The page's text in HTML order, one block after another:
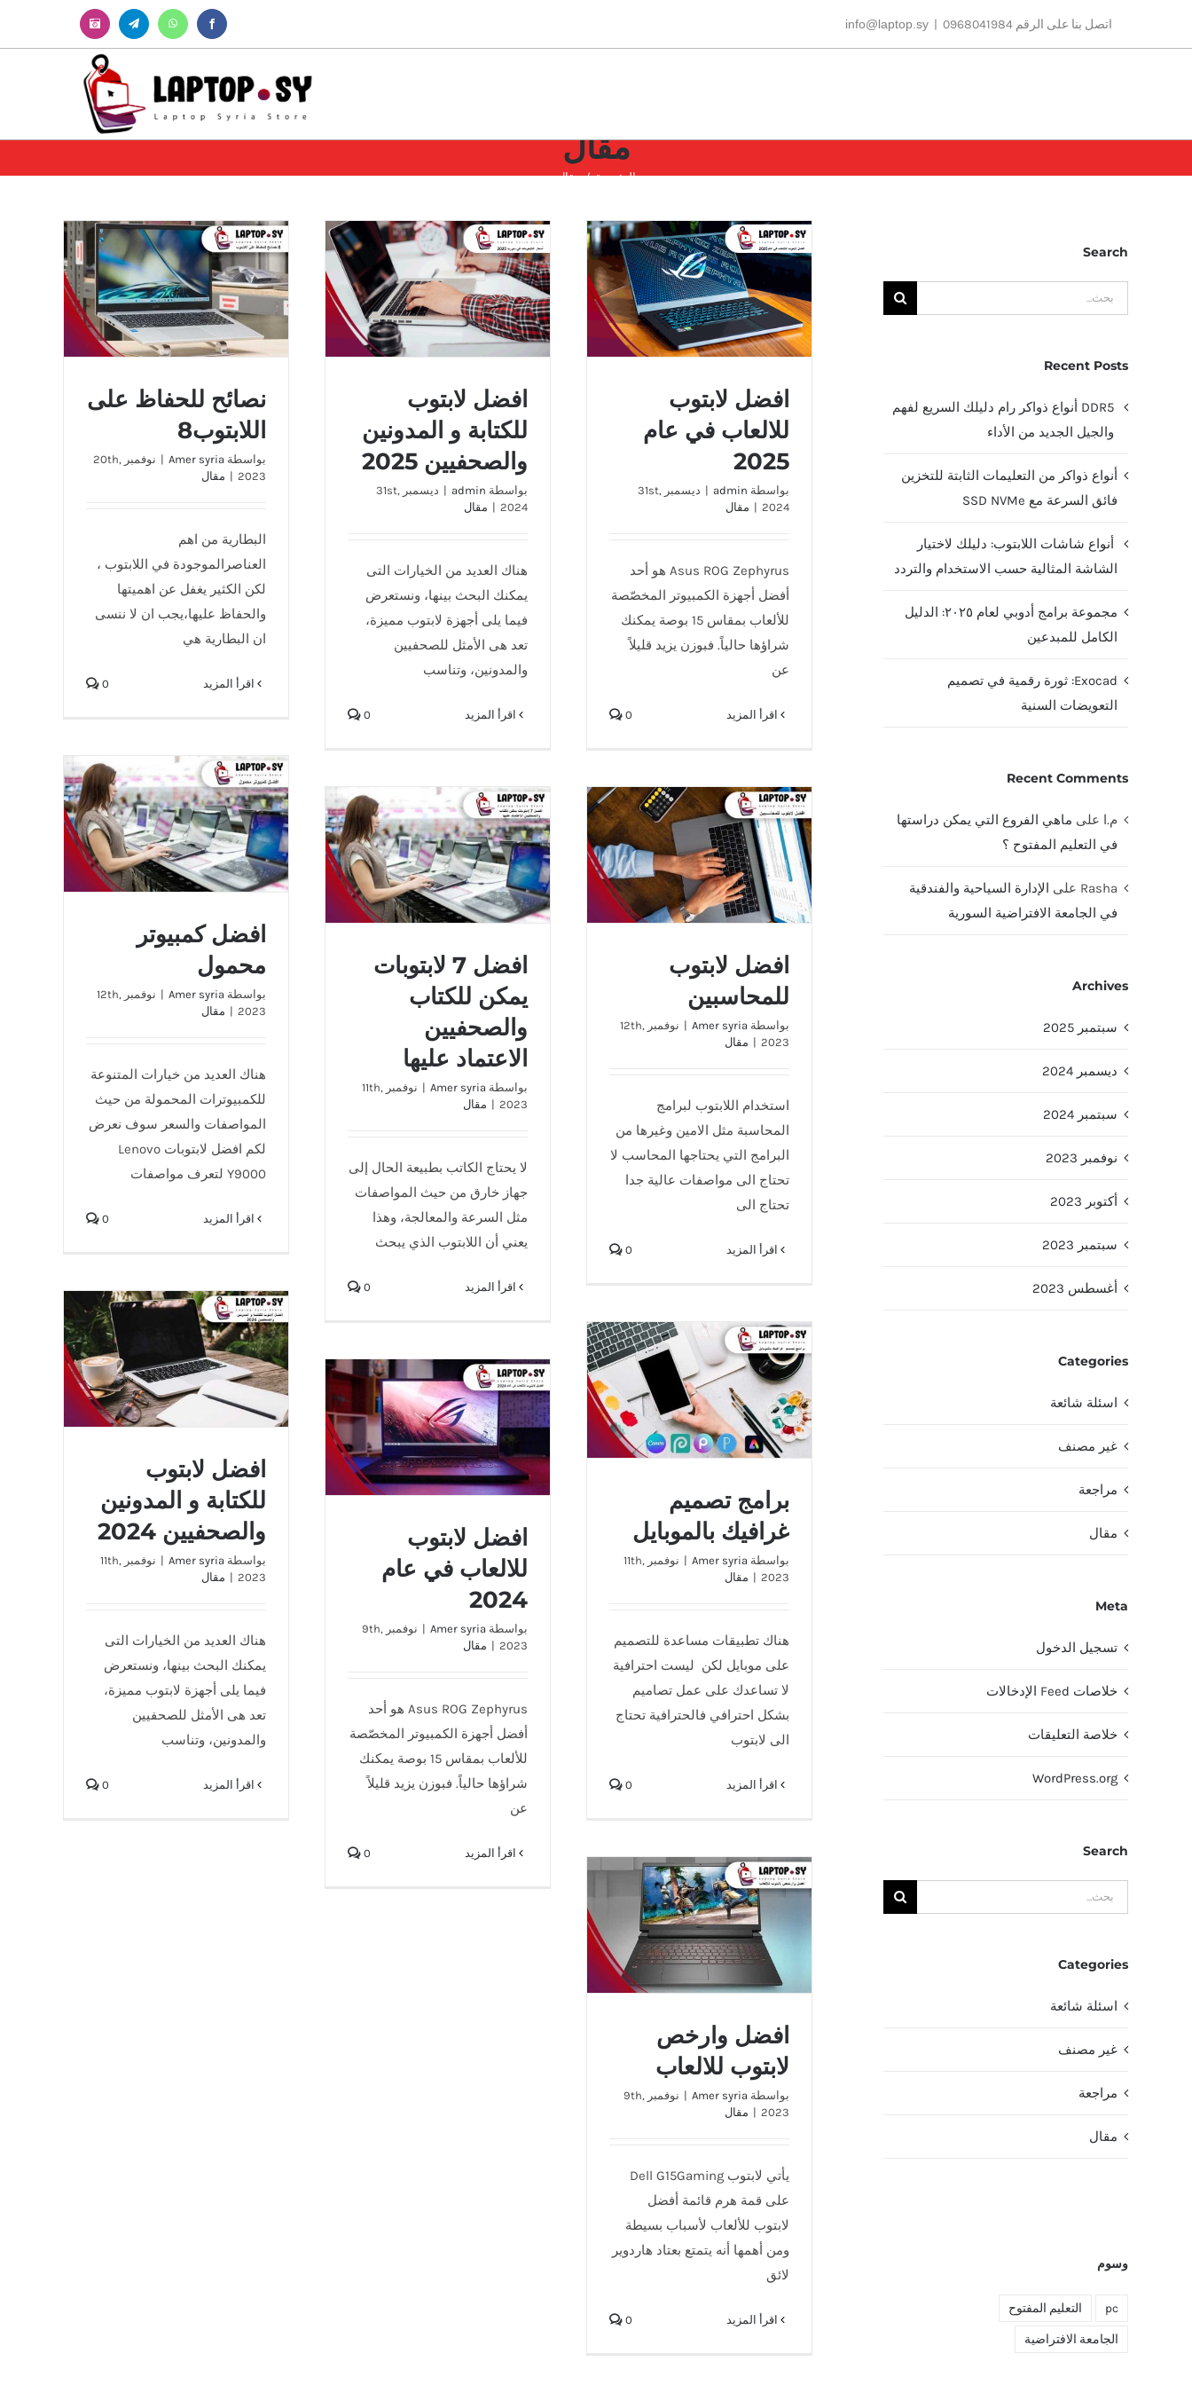
اتصل بنا على الرقم 0968041984 |
info@laptop.sy
Facebook
WhatsApp
Telegram
Instagram
مقال
الرئيسية مقال
افضل لابتوب للالعاب في عام
2025
افضل لابتوب
للالعاب في عام
2025
بواسطة admin
|
ديسمبر 31st,
2024
| مقال
Asus ROG Zephyrus هو أحد
أفضل أجهزة الكمبيوتر المخصّصة
للألعاب بمقاس 15 بوصة يمكنك
شراؤها حالياً. فبوزن يزيد قليلاً
عن
0
افضل لابتوب للكتابة و المدونين
والصحفيين 2025
افضل لابتوب
للكتابة و المدونين
والصحفيين 2025
بواسطة admin
|
ديسمبر 31st,
2024
| مقال
هناك العديد من الخيارات التى
يمكنك البحث بينها، ونستعرض
فيما يلى أجهزة لابتوب مميزة،
تعد هى الأمثل للصحفيين
والمدونين، وتناسب
0
نصائح للحفاظ على اللابتوب8
نصائح للحفاظ على
اللابتوب8
بواسطة Amer syria
|
نوفمبر 20th,
2023
| مقال
البطارية من اهم
العناصرالموجودة في اللابتوب ،
لكن الكثير يغفل عن اهميتها
والحفاظ عليها،يجب ان لا ننسى
ان البطارية هي
0
افضل كمبيوتر محمول
افضل كمبيوتر
محمول
بواسطة Amer syria
|
نوفمبر 12th,
2023
| مقال
هناك العديد من خيارات المتنوعة
للكمبيوترات المحمولة من حيث
المواصفات والسعر سوف نعرض
لكم افضل لابتوبات Lenovo
Y9000 لتعرف مواصفات
0
افضل لابتوب للمحاسبين
افضل لابتوب
للمحاسبين
بواسطة Amer syria
|
نوفمبر 12th,
2023
| مقال
استخدام اللابتوب لبرامج
المحاسبة مثل الامين وغيرها من
البرامج التي يحتاجها المحاسب لا
تحتاج الى مواصفات عالية جدا
تحتاج الى
0
افضل 7 لابتوبات يمكن للكتاب
والصحفيين الاعتماد عليها
افضل 7 لابتوبات
يمكن للكتاب
والصحفيين
الاعتماد عليها
بواسطة Amer syria
|
نوفمبر 11th,
2023
| مقال
لا يحتاج الكاتب بطبيعة الحال إلى
جهاز خارق من حيث المواصفات
مثل السرعة والمعالجة، وهذا
يعني أن اللابتوب الذي يبحث
0
افضل لابتوب للكتابة و المدونين
والصحفيين 2024
افضل لابتوب
للكتابة و المدونين
والصحفيين 2024
بواسطة Amer syria
|
نوفمبر 11th,
2023
| مقال
هناك العديد من الخيارات التى
يمكنك البحث بينها، ونستعرض
فيما يلى أجهزة لابتوب مميزة،
تعد هى الأمثل للصحفيين
والمدونين، وتناسب
0
برامج تصميم غرافيك بالموبايل
برامج تصميم
غرافيك بالموبايل
بواسطة Amer syria
|
نوفمبر 11th,
2023
| مقال
هناك تطبيقات مساعدة للتصميم
على موبايل لكن ليست احترافية
لا تساعدك على عمل تصاميم
بشكل احترافي فالحترافية تحتاج
الى لابتوب
0
افضل لابتوب للالعاب في عام
2024
افضل لابتوب
للالعاب في عام
2024
بواسطة Amer syria
|
نوفمبر 9th,
2023
| مقال
Asus ROG Zephyrus هو أحد
أفضل أجهزة الكمبيوتر المخصّصة
للألعاب بمقاس 15 بوصة يمكنك
شراؤها حالياً. فبوزن يزيد قليلاً
عن
0
افضل وارخص لابتوب للالعاب
افضل وارخص
لابتوب للالعاب
بواسطة Amer syria
|
نوفمبر 9th,
2023
| مقال
يأتي لابتوب Dell G15Gaming
على قمة هرم قائمة أفضل
لابتوب للألعاب لأسباب بسيطة
ومن أهمها أنه يتمتع بعتاد هاردوير
لائق
0
Search
البحث
عن:
Recent Posts
DDR5 أنواع ذواكر رام دليلك السريع لفهم
والجيل الجديد من الأداء
أنواع ذواكر من التعليمات الثابتة للتخزين
فائق السرعة مع SSD NVMe
أنواع شاشات اللابتوب: دليلك لاختيار
الشاشة المثالية حسب الاستخدام والتردد
مجموعة برامج أدوبي لعام ٢٠٢٥: الدليل
الكامل للمبدعين
Exocad: ثورة رقمية في تصميم
التعويضات السنية
Recent Comments
م.ا على ماهي الفروع التي يمكن دراستها
في التعليم المفتوح ؟
Rasha على الإدارة السياحية والفندقية
في الجامعة الافتراضية السورية
Archives
سبتمبر 2025
ديسمبر 2024
سبتمبر 2024
نوفمبر 2023
أكتوبر 2023
سبتمبر 2023
أغسطس 2023
Categories
اسئلة شائعة
غير مصنف
مراجعة
مقال
Meta
تسجيل الدخول
خلاصات Feed الإدخالات
خلاصة التعليقات
WordPress.org
Search
البحث
عن:
Categories
اسئلة شائعة
غير مصنف
مراجعة
مقال
وسوم
pc التعليم المفتوح
الجامعة الافتراضية